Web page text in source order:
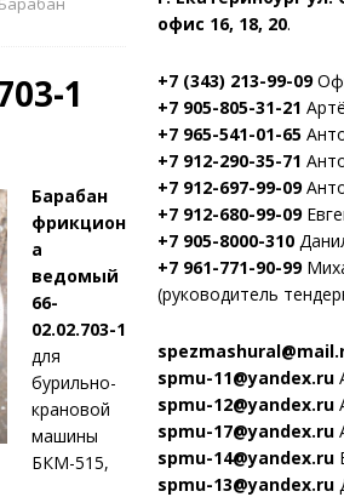
1
Барабан
фрикцион
а
ведомый
66-
02.02.703-1
для
бурильно-
крановой
машины
БКМ-515,
офис 16, 18, 20.
+7 (343) 213-99-09
+7 905-805-31-21
+7 965-541-01-65
+7 912-290-35-71
+7 912-697-99-09
+7 912-680-99-09
+7 905-8000-310
+7 961-771-90-99
(руководитель
spmu-11@yandex.ru
spmu-12@yandex.ru
spmu-17@yandex.ru
spmu-14@yandex.ru
spmu-13@yandex.ru